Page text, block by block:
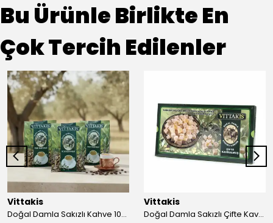
Bu Ürünle Birlikte En
Çok Tercih Edilenler
Vittakis
Doğal Damla Sakızlı Kahve 100 gr. EGE -3'lü Paket
Vittakis
Doğal Damla Sakızlı Çifte Kavrulmuş Lokum 400 gr.